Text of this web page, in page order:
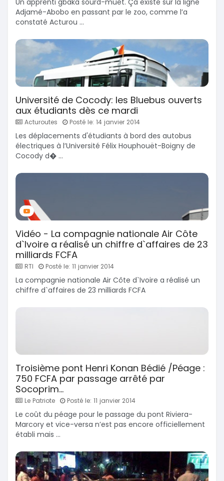
Adjamé-Abobo en passant par le zoo, comme l’a
constaté Acturou ...
Université de Cocody: les Bluebus ouverts
aux étudiants dès ce mardi
Acturoutes Posté le: 14 janvier 2014
Les déplacements d'étudiants à bord des autobus
électriques à l’Université Félix Houphouët-Boigny de
Cocody d� ...
Vidéo - La compagnie nationale Air Côte
d`Ivoire a réalisé un chiffre d`affaires de 23
milliards FCFA
RTI Posté le: 11 janvier 2014
La compagnie nationale Air Côte d`Ivoire a réalisé un
chiffre d`affaires de 23 milliards FCFA
Troisième pont Henri Konan Bédié /Péage :
750 FCFA par passage arrêté par
Socoprim…
Le Patriote Posté le: 11 janvier 2014
Le coût du péage pour le passage du pont Riviera-
Marcory et vice-versa n’est pas encore officiellement
établi mais ...